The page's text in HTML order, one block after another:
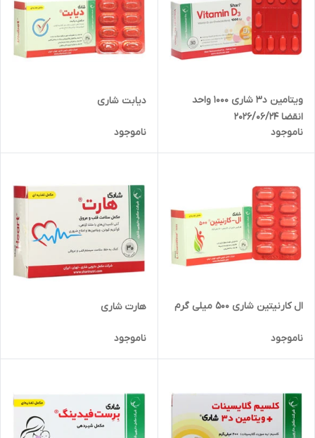
ویتامین د3 شاری 1000 واحد
انقضا 2026/06/24
ناموجود
دیابت شاری
ناموجود
ال کارنیتین شاری 500 میلی گرم
ناموجود
هارت شاری
ناموجود